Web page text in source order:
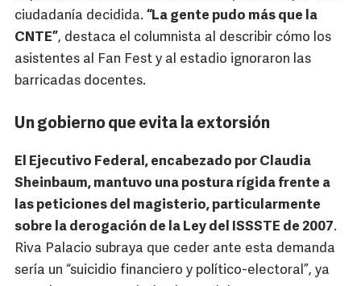
ciudadanía decidida. “La gente pudo más que la
CNTE”, destaca el columnista al describir cómo los
asistentes al Fan Fest y al estadio ignoraron las
barricadas docentes.
Un gobierno que evita la extorsión
El Ejecutivo Federal, encabezado por Claudia
Sheinbaum, mantuvo una postura rígida frente a
las peticiones del magisterio, particularmente
sobre la derogación de la Ley del ISSSTE de 2007.
Riva Palacio subraya que ceder ante esta demanda
sería un “suicidio financiero y político-electoral”, ya